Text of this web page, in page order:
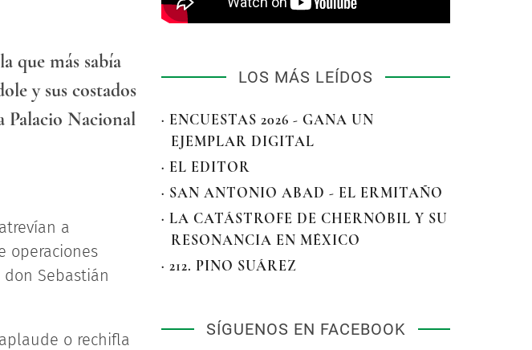
que más sabía
y sus costados
Palacio Nacional
a
operaciones
Sebastián
o rechifla
LOS MÁS LEÍDOS
· ENCUESTAS 2026 - GANA UN
EJEMPLAR DIGITAL
· EL EDITOR
· SAN ANTONIO ABAD - EL ERMITAÑO
· LA CATÁSTROFE DE CHERNÓBIL Y SU
RESONANCIA EN MÉXICO
· 212. PINO SUÁREZ
SÍGUENOS EN FACEBOOK